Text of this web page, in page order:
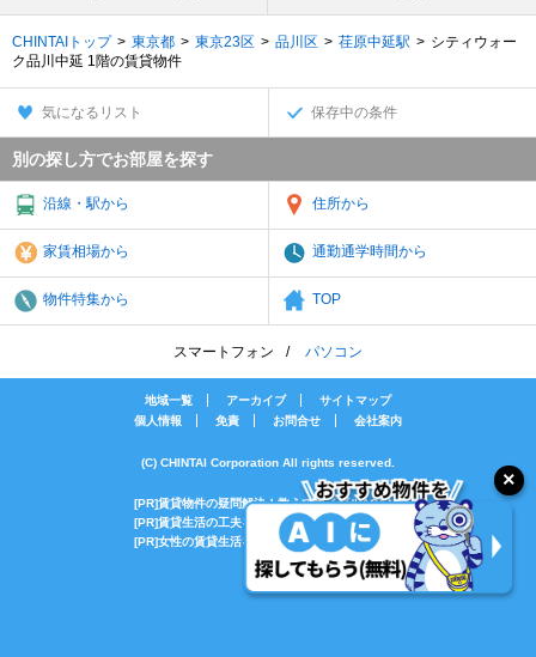
CHINTAIトップ 東京都 東京23区 品川区 荏原中延駅
シティウォー
ク品川中延 1階の賃貸物件
気になるリスト 保存中の条件
別の探し方でお部屋を探す
沿線・駅から 住所から
家賃相場から 通勤通学時間から
物件特集から TOP
スマートフォン パソコン
地域一覧 アーカイブ
サイトマップ
個人情報
免責 お問合せ 会社案内
(C) CHINTAI Corporation All rights reserved.
[PR]賃貸物件の疑問解決！教えてエイブルAGENT
[PR]賃貸生活の工夫を紹介！CHINTAI情報局
[PR]女性の賃貸生活を応援！Woman.CHINTAI